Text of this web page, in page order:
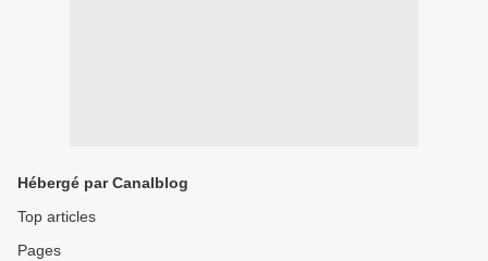
Hébergé par Canalblog
Top articles
Pages